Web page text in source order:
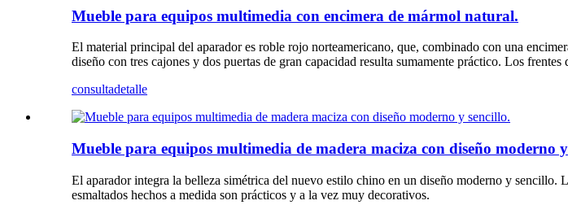
Mueble para equipos multimedia con encimera de mármol natural.
El material principal del aparador es roble rojo norteamericano, que, combinado con una
diseño con tres cajones y dos puertas de gran capacidad resulta sumamente práctico. Los
consultadetalle
Mueble para equipos multimedia de madera maciza con diseño moderno
El aparador integra la belleza simétrica del nuevo estilo chino en un diseño moderno y sencillo.
esmaltados hechos a medida son prácticos y a la vez muy decorativos.